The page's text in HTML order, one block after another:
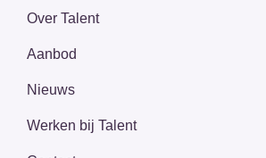
Over Talent
Aanbod
Nieuws
Werken bij Talent